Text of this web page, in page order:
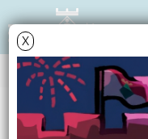
X
AGENDA
Divendres21